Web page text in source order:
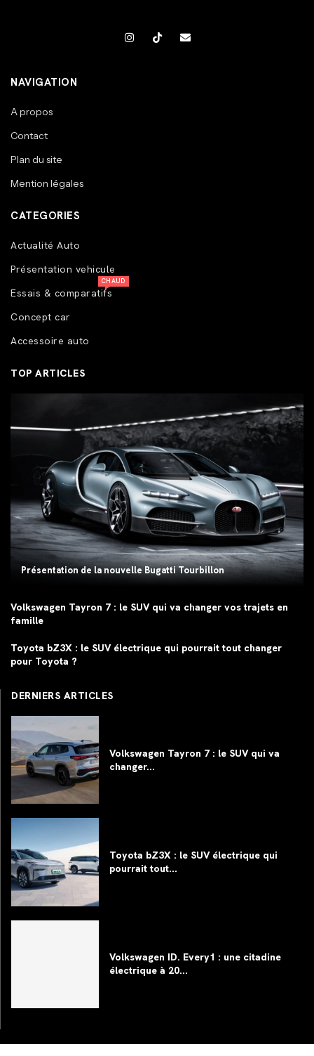
NAVIGATION
A propos
Contact
Plan du site
Mention légales
CATEGORIES
Actualité Auto
Présentation vehicule
Essais & comparatifs
CHAUD
Concept car
Accessoire auto
TOP ARTICLES
Présentation de la nouvelle Bugatti Tourbillon
Volkswagen Tayron 7 : le SUV qui va changer vos trajets en
famille
Toyota bZ3X : le SUV électrique qui pourrait tout changer
pour Toyota ?
DERNIERS ARTICLES
Volkswagen Tayron 7 : le SUV qui va
changer...
Toyota bZ3X : le SUV électrique qui
pourrait tout...
Volkswagen ID. Every1 : une citadine
électrique à 20...